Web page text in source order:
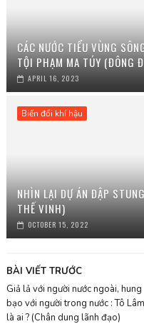
CÁC NƯỚC TIỂU VÙNG
TỘI PHẠM MA TÚY (ĐÔNG
APRIL 16, 2023
Biến đổi khí hậu
NHÌN LẠI DỰ ÁN ĐẬP
THẾ VINH)
OCTOBER 15, 2022
BÀI VIẾT TRƯỚC
Giả lả với người nước ngoài, hung
bạo với người trong nước : Tô Lâm
là ai ? (Chân dung lãnh đạo)